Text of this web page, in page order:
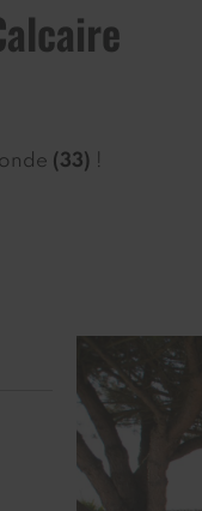
(33) !